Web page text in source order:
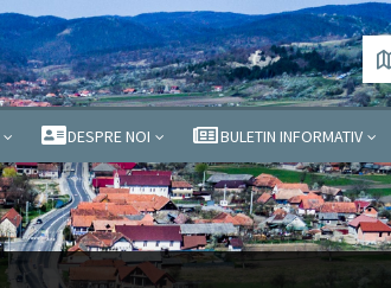
DESPRE NOI BULETIN INFORMATIV